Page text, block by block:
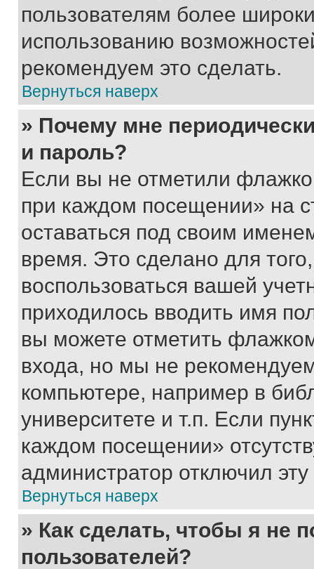
пользователям более
использованию
рекомендуем это сделать.
Вернуться наверх
» Почему мне
и пароль?
Если вы не отметили
при каждом посещении» на
оставаться под своим
время. Это сделано для
воспользоваться вашей
приходилось вводить имя
вы можете отметить
входа, но мы не
компьютере, например в
университете и т.п. Если
каждом посещении»
администратор отключил
Вернуться наверх
» Как сделать, чтобы я не
пользователей?